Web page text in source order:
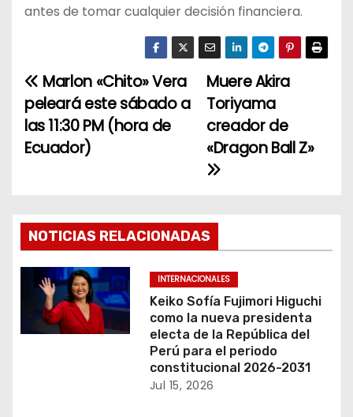
antes de tomar cualquier decisión financiera.
N
a
v
g
a
c
Muere Akira
Toriyama
creador de
«Dragon Ball Z»
Marlon «Chito» Vera
peleará este sábado a
las 11:30 PM (hora de
Ecuador)
NOTICIAS RELACIONADAS
INTERNACIONALES
Keiko Sofía Fujimori Higuchi
como la nueva presidenta
electa de la República del
Perú para el periodo
constitucional 2026-2031
Jul 15, 2026